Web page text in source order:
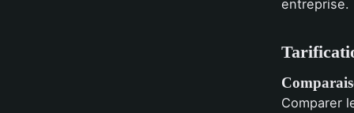
entreprise.
Comparer